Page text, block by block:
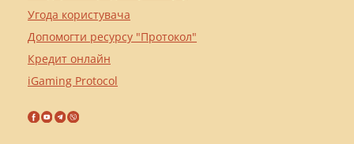
Угода користувача
Допомогти ресурсу "Протокол"
Кредит онлайн
iGaming Protocol